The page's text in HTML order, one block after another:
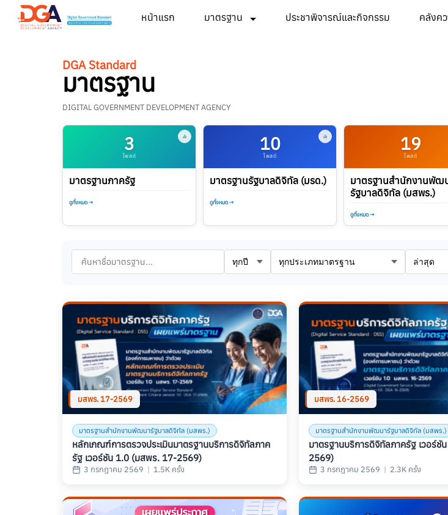
หน้าแรก มาตรฐาน ประชาพิจารณ์และกิจกรรม คลังค
DGA Standard
มาตรฐาน
DIGITAL GOVERNMENT DEVELOPMENT AGENCY
3
โพสต์
มาตรฐานภาครัฐ
ดูทั้งหมด →
10
โพสต์
มาตรฐานรัฐบาลดิจิทัล (มรด.)
ดูทั้งหมด →
19
โพสต์
มาตรฐานสำนักงานพัฒ
รัฐบาลดิจิทัล (มสพร.)
ดูทั้งหมด →
ค้นหามาตรฐาน
เลือกปีที่ต้องการดู
เลือกประเภทมาตรฐาน
เรียงลำดับ
มสพร. 17-2569
มาตรฐานสำนักงานพัฒนารัฐบาลดิจิทัล (มสพร.)
หลักเกณฑ์การตรวจประเมินมาตรฐานบริการดิจิทัลภาค
รัฐ เวอร์ชัน 1.0 (มสพร. 17-2569)
3 กรกฎาคม 2569 | 1.5K ครั้ง
มสพร. 16-2569
มาตรฐานสำนักงานพัฒนารัฐบาลดิจิทัล (มสพร.)
มาตรฐานบริการดิจิทัลภาครัฐ เวอร์
2569)
3 กรกฎาคม 2569 | 2.3K ครั้ง